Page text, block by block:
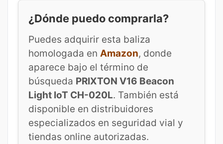
¿Dónde puedo comprarla?
Puedes adquirir esta baliza
homologada en Amazon, donde
aparece bajo el término de
búsqueda PRIXTON V16 Beacon
Light IoT CH-020L. También está
disponible en distribuidores
especializados en seguridad vial y
tiendas online autorizadas.